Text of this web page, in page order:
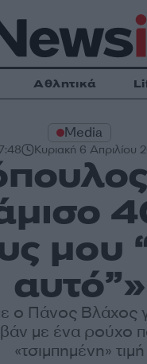
Αθλητικά
Media
Κυριακή 6 Απριλίου
αυτό”»
ο Πάνος Βλάχος
με ένα ρούχο
«τσιμπημένη» τιμή